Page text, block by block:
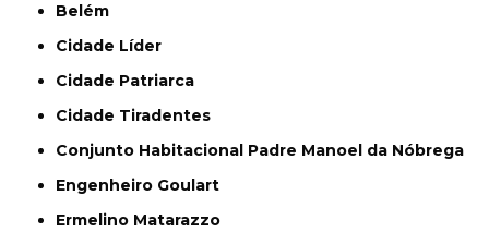
Belém
Cidade Líder
Cidade Patriarca
Cidade Tiradentes
Conjunto Habitacional Padre Manoel da Nóbrega
Engenheiro Goulart
Ermelino Matarazzo